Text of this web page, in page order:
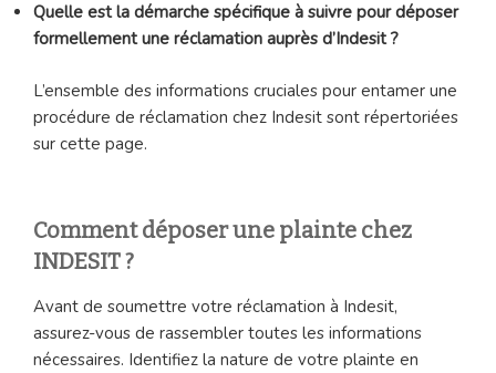
Quelle est la démarche spécifique à suivre pour déposer
formellement une réclamation auprès d’Indesit ?
L’ensemble des informations cruciales pour entamer une
procédure de réclamation chez Indesit sont répertoriées
sur cette page.
Comment déposer une plainte chez
INDESIT ?
Avant de soumettre votre réclamation à Indesit,
assurez-vous de rassembler toutes les informations
nécessaires. Identifiez la nature de votre plainte en